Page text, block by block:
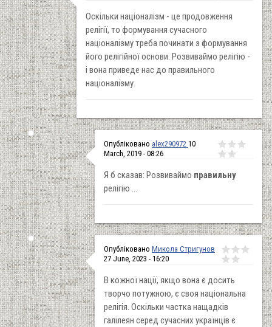
Оскільки націоналізм - це продовження
релігії, то формування сучасного
націоналізму треба починати з формування
його релігійної основи. Розвиваймо релігію -
і вона приведе нас до правильного
націоналізму.
Опубліковано alex290972 10
March, 2019 - 08:26
Я б сказав: Розвиваймо правильну
релігію ...
Опубліковано Микола Стригунов
27 June, 2023 - 16:20
В кожної нації, якщо вона є досить
творчо потужною, є своя національна
релігія. Оскільки частка нащадків
галілеян серед сучасних українців є